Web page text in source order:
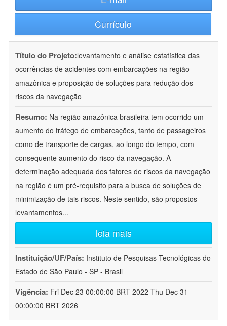
Currículo
Título do Projeto:levantamento e análise estatística das
ocorrências de acidentes com embarcações na região
amazônica e proposição de soluções para redução dos
riscos da navegação
Resumo: Na região amazônica brasileira tem ocorrido um
aumento do tráfego de embarcações, tanto de passageiros
como de transporte de cargas, ao longo do tempo, com
consequente aumento do risco da navegação. A
determinação adequada dos fatores de riscos da navegação
na região é um pré-requisito para a busca de soluções de
minimização de tais riscos. Neste sentido, são propostos
levantamentos...
leia mais
Instituição/UF/País: Instituto de Pesquisas Tecnológicas do
Estado de São Paulo - SP - Brasil
Vigência: Fri Dec 23 00:00:00 BRT 2022-Thu Dec 31
00:00:00 BRT 2026